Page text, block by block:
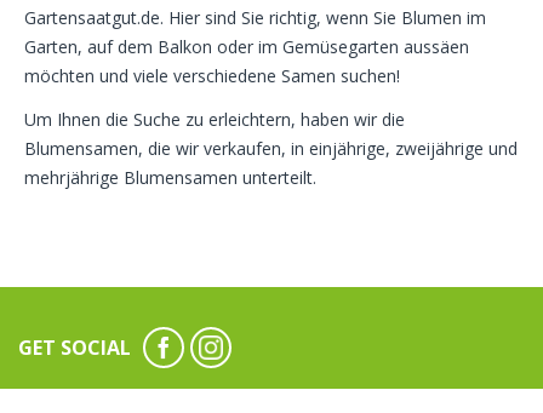
Gartensaatgut.de. Hier sind Sie richtig, wenn Sie Blumen im
Garten, auf dem Balkon oder im Gemüsegarten aussäen
möchten und viele verschiedene Samen suchen!
Um Ihnen die Suche zu erleichtern, haben wir die
Blumensamen, die wir verkaufen, in einjährige, zweijährige und
mehrjährige Blumensamen unterteilt.
GET SOCIAL